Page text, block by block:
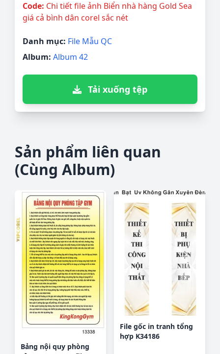
Code: Chi tiết file ảnh Biển nhà hàng Gold Sea
giá cả bình dân corel sắc nét
Danh mục: File Mẫu QC
Album: Album 42
Tải xuống tệp
Sản phẩm liên quan
(Cùng Album)
Bảng nội quy phòng
File gốc in tranh tổng
hợp K34186